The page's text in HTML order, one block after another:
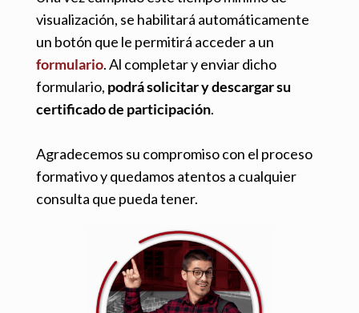
visualización, se habilitará automáticamente
un botón que le permitirá acceder a un
formulario. Al completar y enviar dicho
formulario, podrá solicitar y descargar su
certificado de participación.
Agradecemos su compromiso con el proceso
formativo y quedamos atentos a cualquier
consulta que pueda tener.